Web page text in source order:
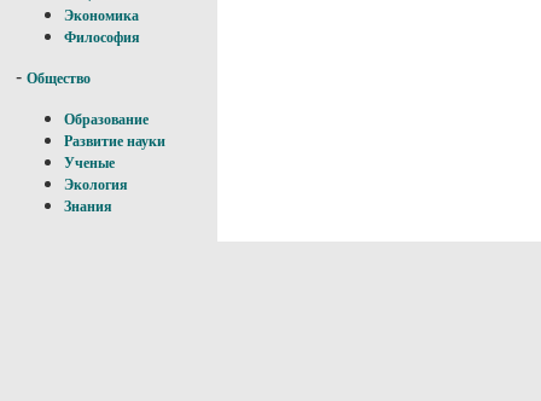
Экономика
Философия
- Общество
Образование
Развитие науки
Ученые
Экология
Знания